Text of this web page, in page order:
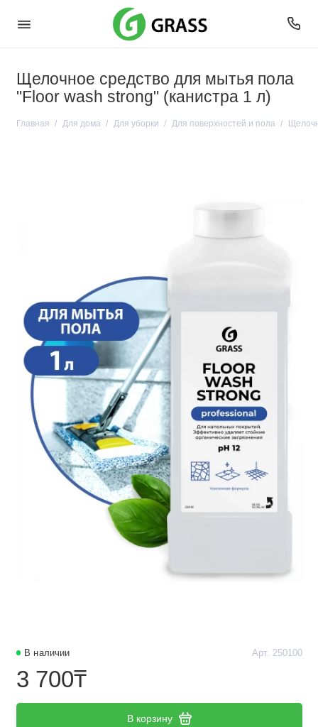
Щелочное средство для мытья пола
"Floor wash strong" (канистра 1 л)
Главная Для дома Для уборки Для поверхностей и пола
В наличии Арт. 250100
3 700₸
В корзину